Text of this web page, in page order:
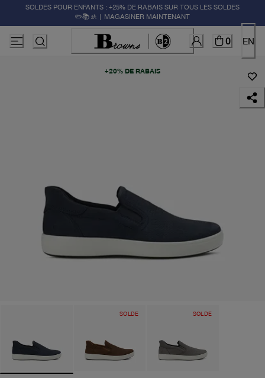
SOLDES POUR ENFANTS : +25% DE RABAIS SUR TOUS LES SOLDES
✏️📚🚸 | MAGASINER MAINTENANT
0 EN
+20% DE RABAIS
SOLDE SOLDE